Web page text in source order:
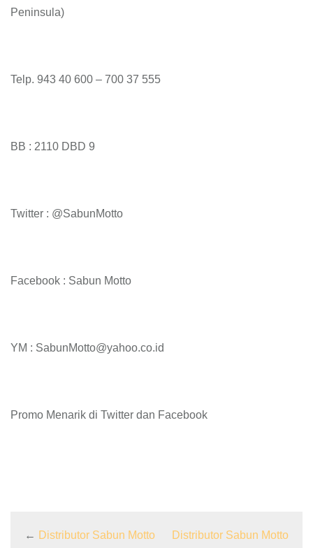
Peninsula)
Telp. 943 40 600 – 700 37 555
BB : 2110 DBD 9
Twitter : @SabunMotto
Facebook : Sabun Motto
YM : SabunMotto@yahoo.co.id
Promo Menarik di Twitter dan Facebook
← Distributor Sabun Motto
Distributor Sabun Motto